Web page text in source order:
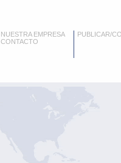
NUESTRA EMPRESA
CONTACTO
PUBLICAR/